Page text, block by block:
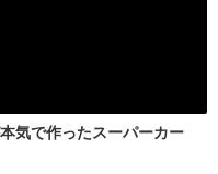
気で作ったスーパーカー